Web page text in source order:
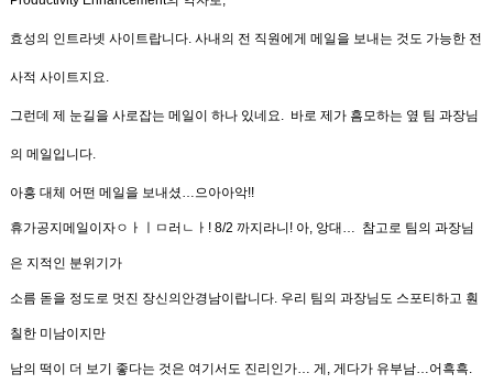
효성의 인트라넷 사이트랍니다. 사내의 전 직원에게 메일을 보내는 것도 가능한 전
사적 사이트지요.
그런데 제 눈길을 사로잡는 메일이 하나 있네요. 바로 제가 흠모하는 옆 팀 과장님
의 메일입니다.
아흥 대체 어떤 메일을 보내셨…으아아악!!
휴가공지메일이자ㅇㅏㅣㅁ러ㄴㅏ ! 8/2 까지라니 ! 아, 앙대 … 참고로 팀의 과장님
은 지적인 분위기가
소름 돋을 정도로 멋진 장신의 안경남이랍니다. 우리 팀의 과장님도 스포티하고 훤
칠한 미남이지만
남의 떡이 더 보기 좋다는 것은 여기서도 진리인가… 게 , 게다가 유부남…어흑흑.